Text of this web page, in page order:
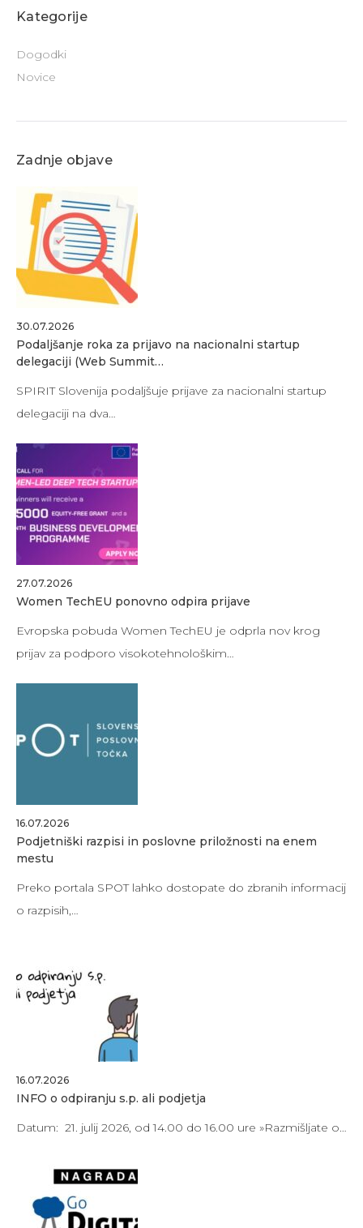
Kategorije
Dogodki
Novice
Zadnje objave
30.07.2026
Podaljšanje roka za prijavo na nacionalni startup
delegaciji (Web Summit…
SPIRIT Slovenija podaljšuje prijave za nacionalni startup
delegaciji na dva…
27.07.2026
Women TechEU ponovno odpira prijave
Evropska pobuda Women TechEU je odprla nov krog
prijav za podporo visokotehnološkim…
16.07.2026
Podjetniški razpisi in poslovne priložnosti na enem
mestu
Preko portala SPOT lahko dostopate do zbranih informacij
o razpisih,…
16.07.2026
INFO o odpiranju s.p. ali podjetja
Datum: 21. julij 2026, od 14.00 do 16.00 ure »Razmišljate o…